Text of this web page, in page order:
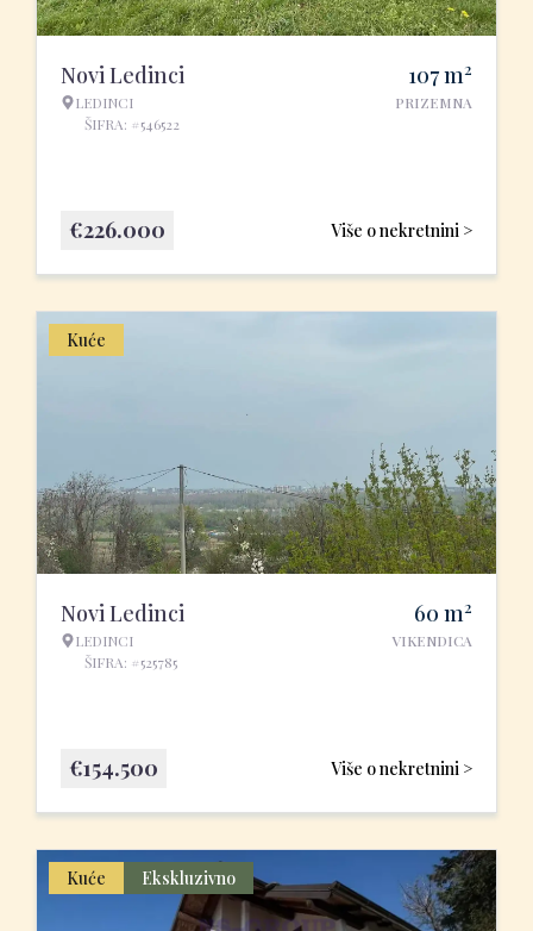
Novi Ledinci
LEDINCI
ŠIFRA: #546522
107m2
PRIZEMNA
Više o nekretnini >
€226.000
Kuće
Novi Ledinci
LEDINCI
ŠIFRA: #525785
60 m2
VIKENDICA
Više o nekretnini >
€154.500
Kuće Ekskluzivno